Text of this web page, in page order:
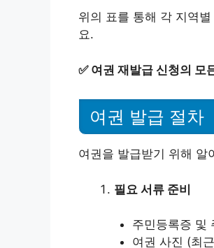
위의 표를 통해 각 지역
요.
✅ 여권 재발급 신청의 모
여권 발급 절차
여권을 발급받기 위해 알
필요 서류 준비
주민등록증 및
여권 사진 (최